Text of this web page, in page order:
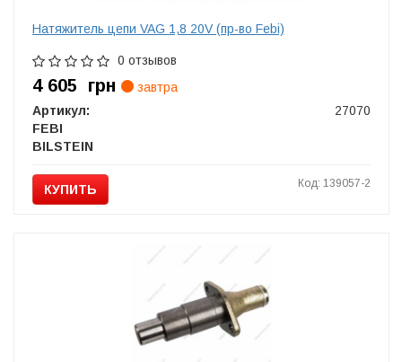
Натяжитель цепи VAG 1,8 20V (пр-во Febi)
0 отзывов
4 605 грн
завтра
Артикул:
27070
FEBI
BILSTEIN
КУПИТЬ Код: 139057-2